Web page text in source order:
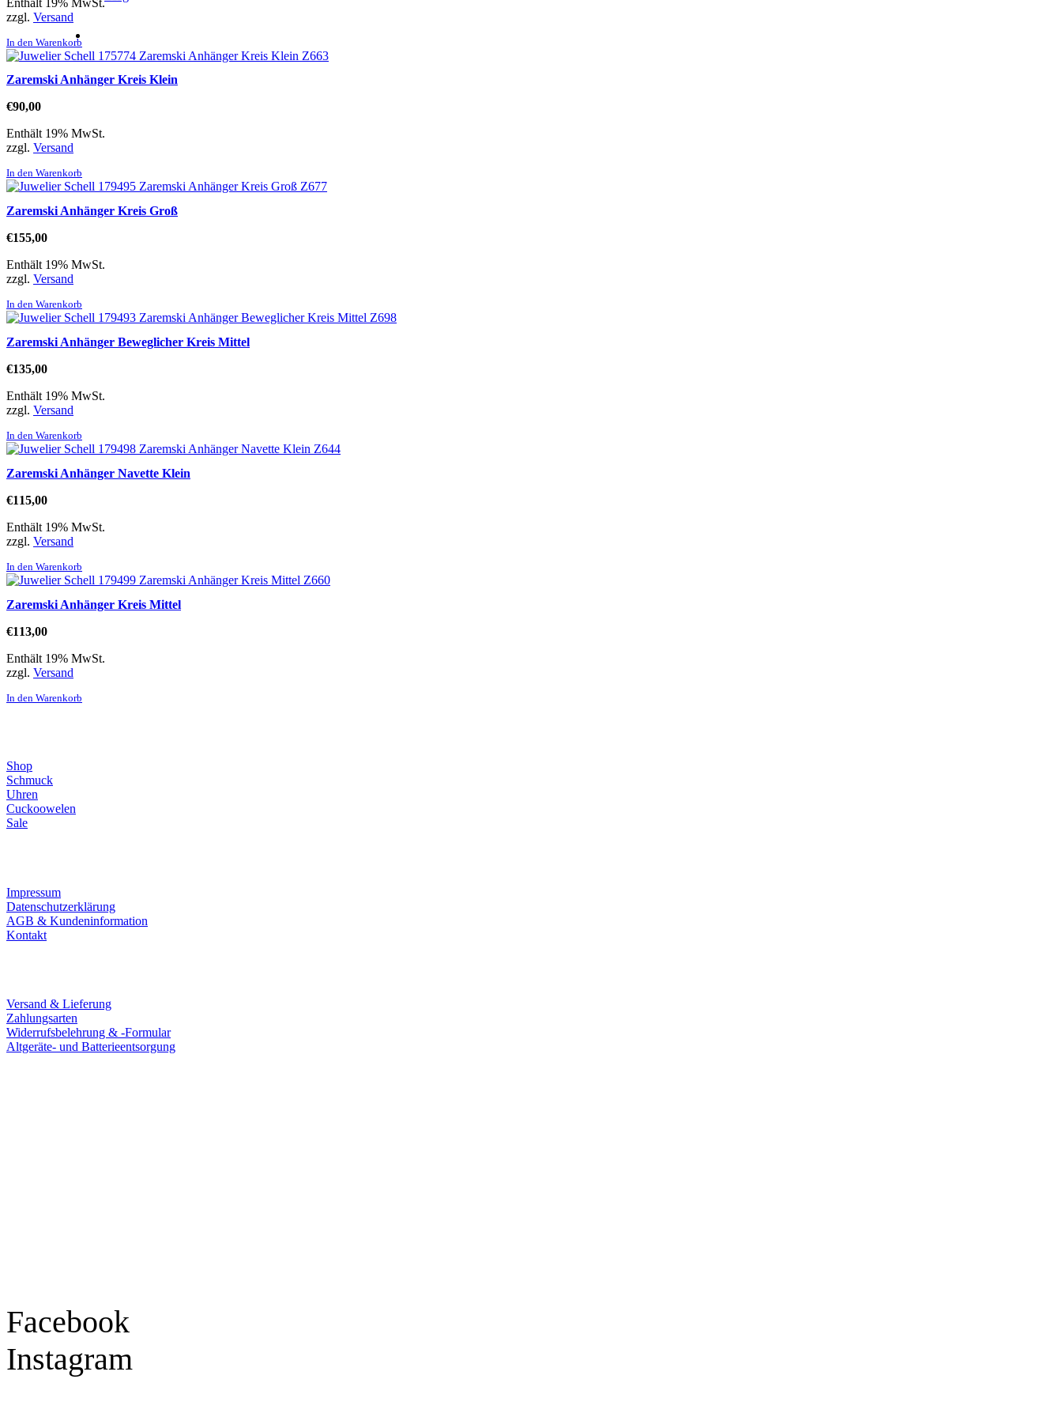
zzgl. Versand
In den Warenkorb
Zaremski Anhänger Kreis Klein
€90,00
Enthält 19% MwSt.
zzgl. Versand
In den Warenkorb
Zaremski Anhänger Kreis Groß
€155,00
Enthält 19% MwSt.
zzgl. Versand
In den Warenkorb
Zaremski Anhänger Beweglicher Kreis Mittel
€135,00
Enthält 19% MwSt.
zzgl. Versand
In den Warenkorb
Zaremski Anhänger Navette Klein
€115,00
Enthält 19% MwSt.
zzgl. Versand
In den Warenkorb
Zaremski Anhänger Kreis Mittel
€113,00
Enthält 19% MwSt.
zzgl. Versand
In den Warenkorb
Shop
Schmuck
Uhren
Cuckoowelen
Sale
Impressum
Datenschutzerklärung
AGB & Kundeninformation
Kontakt
Versand & Lieferung
Zahlungsarten
Widerrufsbelehrung & -Formular
Altgeräte- und Batterieentsorgung
Facebook
Instagram